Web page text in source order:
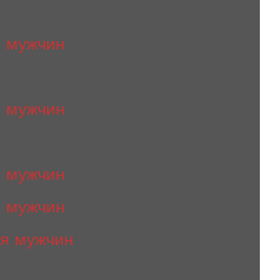
мужчин
мужчин
мужчин
мужчин